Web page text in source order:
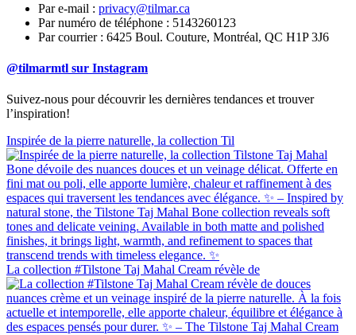
Par e-mail : privacy@tilmar.ca
Par numéro de téléphone : 5143260123
Par courrier : 6425 Boul. Couture, Montréal, QC H1P 3J6
@tilmarmtl sur Instagram
Suivez-nous pour découvrir les dernières tendances et trouver
l’inspiration!
Inspirée de la pierre naturelle, la collection Til
La collection #Tilstone Taj Mahal Cream révèle de